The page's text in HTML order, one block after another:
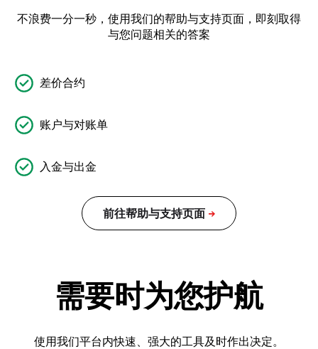
不浪费一分一秒，使用我们的帮助与支持页面，即刻取得
与您问题相关的答案
需要时为您护航
使用我们平台内快速、强大的工具及时作出决定。
差价合约
账户与对账单
入金与出金